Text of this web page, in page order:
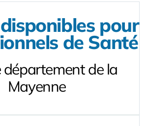
pour
de Santé
département de la
Mayenne